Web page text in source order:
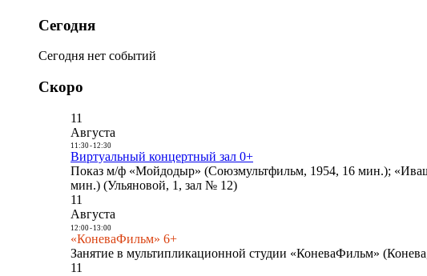
Сегодня
Сегодня нет событий
Скоро
11
Августа
11:30- 12:30
Виртуальный концертный зал 0+
Показ м/ф «Мойдодыр» (Союзмультфильм, 1954, 16 мин.);
мин.) (Ульяновой, 1, зал № 12)
11
Августа
12:00- 13:00
«КоневаФильм» 6+
Занятие в мультипликационной студии «КоневаФильм»
11